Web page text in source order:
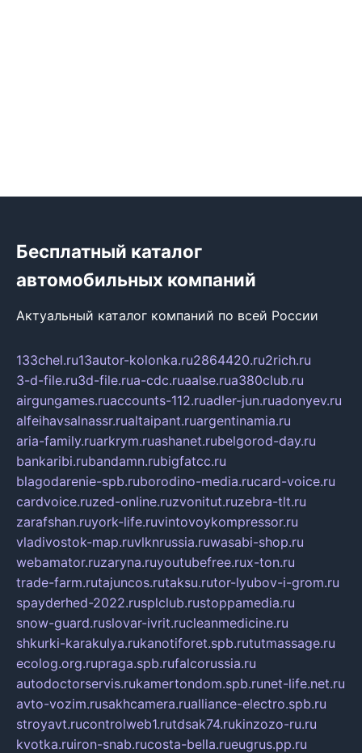
Бесплатный каталог
автомобильных компаний
Актуальный каталог компаний по всей России
133chel.ru13autor-kolonka.ru2864420.ru2rich.ru
3-d-file.ru3d-file.rua-cdc.ruaalse.rua380club.ru
airgungames.ruaccounts-112.ruadler-jun.ruadonyev.ru
alfeihavsalnassr.rualtaipant.ruargentinamia.ru
aria-family.ruarkrym.ruashanet.rubelgorod-day.ru
bankaribi.rubandamn.rubigfatcc.ru
blagodarenie-spb.ruborodino-media.rucard-voice.ru
cardvoice.ruzed-online.ruzvonitut.ruzebra-tlt.ru
zarafshan.ruyork-life.ruvintovoykompressor.ru
vladivostok-map.ruvlknrussia.ruwasabi-shop.ru
webamator.ruzaryna.ruyoutubefree.rux-ton.ru
trade-farm.rutajuncos.rutaksu.rutor-lyubov-i-grom.ru
spayderhed-2022.rusplclub.rustoppamedia.ru
snow-guard.ruslovar-ivrit.rucleanmedicine.ru
shkurki-karakulya.rukanotiforet.spb.rututmassage.ru
ecolog.org.rupraga.spb.rufalcorussia.ru
autodoctorservis.rukamertondom.spb.runet-life.net.ru
avto-vozim.rusakhcamera.rualliance-electro.spb.ru
stroyavt.rucontrolweb1.rutdsak74.rukinzozo-ru.ru
kvotka.ruiron-snab.rucosta-bella.rueugrus.pp.ru